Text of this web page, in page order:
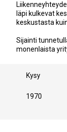
läpi kulkevat
keskustasta
Sijainti
monenlaista
Kysy
1970